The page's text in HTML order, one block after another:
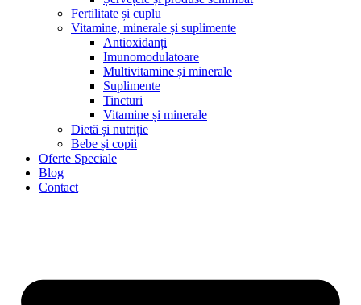
Fertilitate și cuplu
Vitamine, minerale și suplimente
Antioxidanți
Imunomodulatoare
Multivitamine și minerale
Suplimente
Tincturi
Vitamine și minerale
Dietă și nutriție
Bebe și copii
Oferte Speciale
Blog
Contact